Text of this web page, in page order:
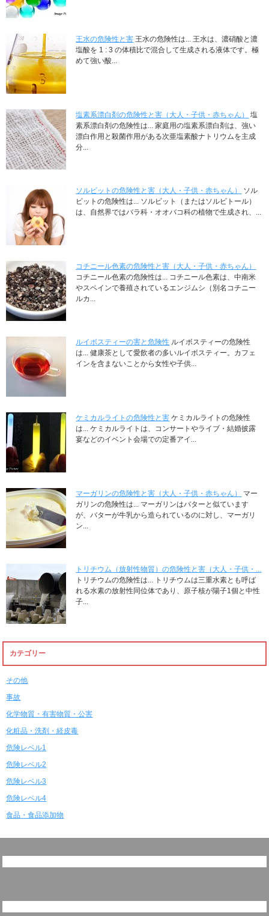
王水の危険性と害 王水の危険性は... 王水は、濃硝酸と濃
塩酸を 1 : 3 の体積比で混合して生成される液体です。極
めて強い酸...
塩素系漂白剤の危険性と害（大人・子供・赤ちゃん）
塩
素系漂白剤の危険性は... 家庭用の塩素系漂白剤は、強い
漂白作用と殺菌作用がある次亜塩素酸ナトリウムを主成
分...
ソルビットの危険性と害（大人・子供・赤ちゃん）
ソル
ビットの危険性は... ソルビット（またはソルビトール）
は、自然界ではバラ科・オオバコ科の植物で生成され、...
コチニール色素の危険性と害（大人・子供・赤ちゃん）
コチニール色素の危険性は... コチニール色素は、中南米
やスペインで養殖されているエンジムシ（別名コチニー
ルカ...
ルイボスティーの害と危険性 ルイボスティーの危険性
は... 健康茶として愛飲者の多いルイボスティー。カフェ
インを含まないことから女性や子供...
ケミカルライトの危険性と害 ケミカルライトの危険性
は... ケミカルライトは、コンサートやライブ・結婚披露
宴などのイベント会場での定番アイ...
マーガリンの危険性と害（大人・子供・赤ちゃん）
マー
ガリンの危険性は... マーガリンはバターと似ています
が、バターが牛乳から造られているのに対し、マーガリ
ン...
トリチウム（放射性物質）の危険性と害（大人・子供・...
トリチウムの危険性は... トリチウムは三重水素とも呼ば
れる水素の放射性同位体であり、原子核が陽子1個と中性
子...
カテゴリー
その他
事故
化学物質・有害物質・公害
化粧品・洗剤・経皮毒
危険レベル1
危険レベル2
危険レベル3
危険レベル4
食品・食品添加物